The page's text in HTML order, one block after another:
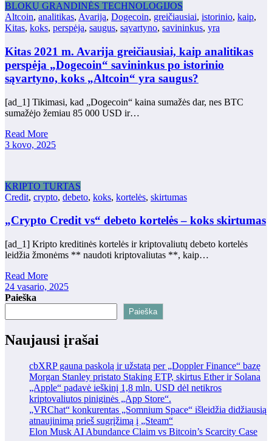
BLOKŲ GRANDINĖS TECHNOLOGIJOS
Altcoin, analitikas, Avarija, Dogecoin, greičiausiai, istorinio, kaip,
Kitas, koks, perspėja, saugus, sąvartyno, savininkus, yra
Kitas 2021 m. Avarija greičiausiai, kaip analitikas
perspėja „Dogecoin“ savininkus po istorinio
sąvartyno, koks „Altcoin“ yra saugus?
[ad_1] Tikimasi, kad „Dogecoin“ kaina sumažės dar, nes BTC
sumažėjo žemiau 85 000 USD ir…
Read More
3 kovo, 2025
KRIPTO TURTAS
Credit, crypto, debeto, koks, kortelės, skirtumas
„Crypto Credit vs“ debeto kortelės – koks skirtumas
[ad_1] Kripto kreditinės kortelės ir kriptovaliutų debeto kortelės
leidžia žmonėms ** naudoti kriptovaliutas **, kaip…
Read More
24 vasario, 2025
Paieška
Paieška
Naujausi įrašai
cbXRP gauna paskolą ir užstatą per „Doppler Finance“ bazę
Morgan Stanley pristato Staking ETP, skirtus Ether ir Solana
„Apple“ padavė ieškinį 1,8 mln. USD dėl netikros
kriptovaliutos piniginės „App Store“.
„VRChat“ konkurentas „Somnium Space“ išleidžia didžiausią
atnaujinimą prieš sugrįžimą į „Steam“
Elon Musk AI Abundance Claim vs Bitcoin’s Scarcity Case